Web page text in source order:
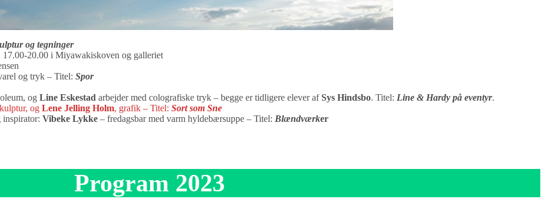
og tegninger
17.00-20.00 i Miyawakiskoven og galleriet
og tryk – Titel: Spor
og Line Eskestad arbejder med colografiske tryk – begge er tidligere elever afSys Hindsbo. Titel: Line & Hardy på eventyr.
og Lene Jelling Holm, grafik – Titel: Sort som Sne
Vibeke Lykke – fredagsbar med varm hyldebærsuppe – Titel: Blændværker
Program 2023